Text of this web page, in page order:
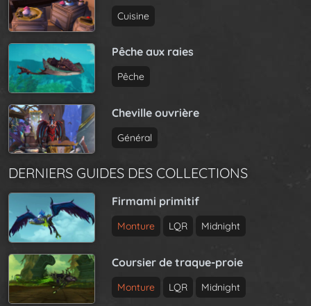
Cuisine
Pêche aux raies
Pêche
Cheville ouvrière
Général
DERNIERS GUIDES DES COLLECTIONS
Firmami primitif
Monture LQR Midnight
Coursier de traque-proie
Monture LQR Midnight